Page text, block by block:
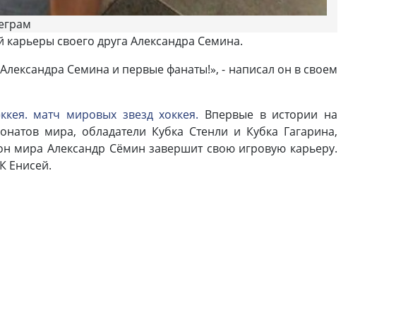
своего друга Александра Семина.
Семина и первые фанаты!», - написал он в своем
матч мировых звезд хоккея. Впервые в истории на
мира, обладатели Кубка Стенли и Кубка Гагарина,
мира Александр Сёмин завершит свою игровую карьеру.
Енисей.